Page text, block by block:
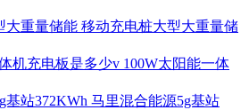
移动充电桩大型大重量储
100W太阳能一体
马里混合能源5g基站